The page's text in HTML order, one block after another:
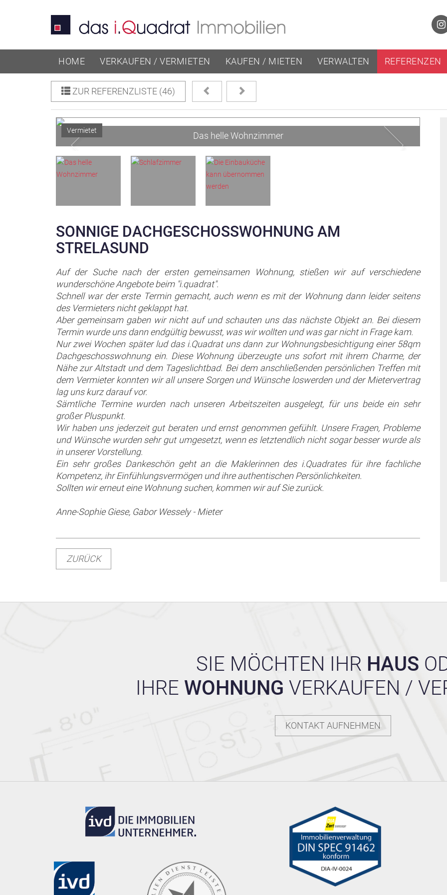
HOME VERKAUFEN / VERMIETEN KAUFEN / MIETEN VERWALTEN REFERENZEN
ZUR REFERENZLISTE (46)
Das helle Wohnzimmer
Previous Next
Vermietet
SONNIGE DACHGESCHOSSWOHNUNG AM
STRELASUND
Auf der Suche nach der ersten gemeinsamen Wohnung, stießen wir auf verschiedene
wunderschöne Angebote beim "i.quadrat".
Schnell war der erste Termin gemacht, auch wenn es mit der Wohnung dann leider seitens
des Vermieters nicht geklappt hat.
Aber gemeinsam gaben wir nicht auf und schauten uns das nächste Objekt an. Bei diesem
Termin wurde uns dann endgültig bewusst, was wir wollten und was gar nicht in Frage kam.
Nur zwei Wochen später lud das i.Quadrat uns dann zur Wohnungsbesichtigung einer 58qm
Dachgeschosswohnung ein. Diese Wohnung überzeugte uns sofort mit ihrem Charme, der
Nähe zur Altstadt und dem Tageslichtbad. Bei dem anschließenden persönlichen Treffen mit
dem Vermieter konnten wir all unsere Sorgen und Wünsche loswerden und der Mietervertrag
lag uns kurz darauf vor.
Sämtliche Termine wurden nach unseren Arbeitszeiten ausgelegt, für uns beide ein sehr
großer Pluspunkt.
Wir haben uns jederzeit gut beraten und ernst genommen gefühlt. Unsere Fragen, Probleme
und Wünsche wurden sehr gut umgesetzt, wenn es letztendlich nicht sogar besser wurde als
in unserer Vorstellung.
Ein sehr großes Dankeschön geht an die Maklerinnen des i.Quadrates für ihre fachliche
Kompetenz, ihr Einfühlungsvermögen und ihre authentischen Persönlichkeiten.
Sollten wir erneut eine Wohnung suchen, kommen wir auf Sie zurück.
Anne-Sophie Giese, Gabor Wessely - Mieter
ZURÜCK
SIE MÖCHTEN IHR HAUS
IHRE WOHNUNG VERKAUFEN /
KONTAKT AUFNEHMEN